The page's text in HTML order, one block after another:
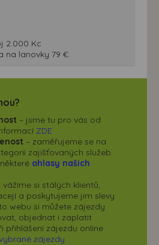
2.000 Kc
na lanovky 79 €.
– jsme tu pro vás od
ZDE
– zaměřujeme se na
zajišťovaných služeb.
ohlasy našich
vážíme si stálých klientů,
a poskytujeme jim slevy
webu si můžete zájezdy
objednat i zaplatit
přihlášení zájezdu online
zájezdy